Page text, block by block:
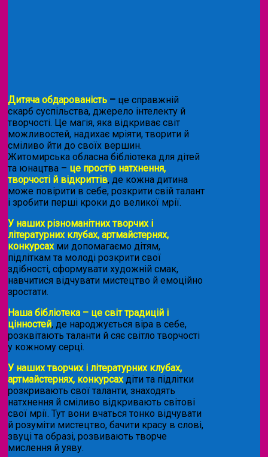
Дитяча обдарованість – це справжній
скарб суспільства, джерело інтелекту й
творчості. Це магія, яка відкриває світ
можливостей, надихає мріяти, творити й
сміливо йти до своїх вершин.
Житомирська обласна бібліотека для дітей
та юнацтва – це простір натхнення,
творчості й відкриттів, де кожна дитина
може повірити в себе, розкрити свій талант
і зробити перші кроки до великої мрії.
У наших різноманітних творчих і
літературних клубах, артмайстернях,
конкурсахми допомагаємо дітям,
підліткам та молоді розкрити свої
здібності, сформувати художній смак,
навчитися відчувати мистецтво й емоційно
зростати.
Наша бібліотека – це світ традицій і
цінностей, де народжується віра в себе,
розквітають таланти й сяє світло творчості
у кожному серці.
У наших творчих і літературних клубах,
артмайстернях, конкурсахдіти та підлітки
розкривають свої таланти, знаходять
натхнення й сміливо відкривають світові
свої мрії. Тут вони вчаться тонко відчувати
й розуміти мистецтво, бачити красу в слові,
звуці та образі, розвивають творче
мислення й уяву.